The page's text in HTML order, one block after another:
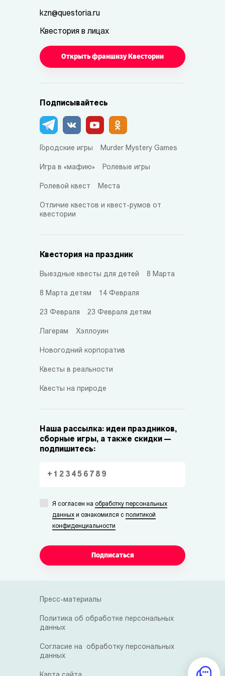
kzn@questoria.ru
Квестория в лицах
Открыть франшизу Квестории
Подписывайтесь
Городские игры Murder Mystery Games
Игра в «мафию» Ролевые игры
Ролевой квест Места
Отличие квестов и квест-румов от
квестории
Квестория на праздник
Выездные квесты для детей 8 Марта
8 Марта детям 14 Февраля
23 Февраля 23 Февраля детям
Лагерям Хэллоуин
Новогодний корпоратив
Квесты в реальности
Квесты на природе
Наша рассылка: идеи праздников,
сборные игры, а также скидки —
подпишитесь:
Я согласен на обработку персональных
данных и ознакомился с политикой
конфиденциальности
Подписаться
Пресс-материалы
Политика об обработке персональных
данных
Согласие на обработку персональных
данных